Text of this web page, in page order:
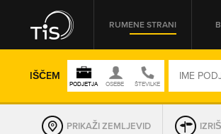
RUMENE STRANI
IŠČEM
PRIKAŽI ZEMLJEVID